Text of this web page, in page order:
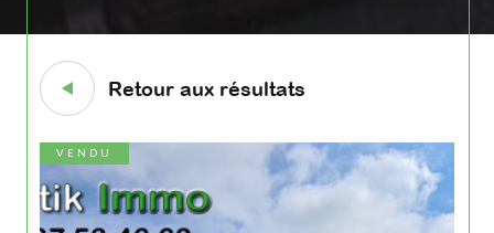
Retour aux résultats
VENDU